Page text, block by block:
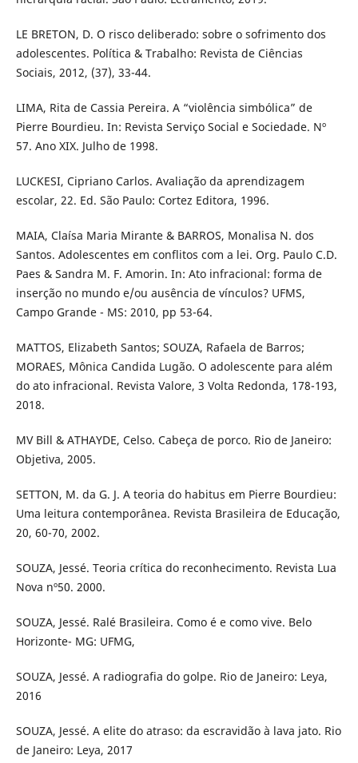
LE BRETON, D. O risco deliberado: sobre o sofrimento dos
adolescentes. Política & Trabalho: Revista de Ciências
Sociais, 2012, (37), 33-44.
LIMA, Rita de Cassia Pereira. A “violência simbólica” de
Pierre Bourdieu. In: Revista Serviço Social e Sociedade. Nº
57. Ano XIX. Julho de 1998.
LUCKESI, Cipriano Carlos. Avaliação da aprendizagem
escolar, 22. Ed. São Paulo: Cortez Editora, 1996.
MAIA, Claísa Maria Mirante & BARROS, Monalisa N. dos
Santos. Adolescentes em conflitos com a lei. Org. Paulo C.D.
Paes & Sandra M. F. Amorin. In: Ato infracional: forma de
inserção no mundo e/ou ausência de vínculos? UFMS,
Campo Grande - MS: 2010, pp 53-64.
MATTOS, Elizabeth Santos; SOUZA, Rafaela de Barros;
MORAES, Mônica Candida Lugão. O adolescente para além
do ato infracional. Revista Valore, 3 Volta Redonda, 178-193,
2018.
MV Bill & ATHAYDE, Celso. Cabeça de porco. Rio de Janeiro:
Objetiva, 2005.
SETTON, M. da G. J. A teoria do habitus em Pierre Bourdieu:
Uma leitura contemporânea. Revista Brasileira de Educação,
20, 60-70, 2002.
SOUZA, Jessé. Teoria crítica do reconhecimento. Revista Lua
Nova nº50. 2000.
SOUZA, Jessé. Ralé Brasileira. Como é e como vive. Belo
Horizonte- MG: UFMG,
SOUZA, Jessé. A radiografia do golpe. Rio de Janeiro: Leya,
2016
SOUZA, Jessé. A elite do atraso: da escravidão à lava jato. Rio
de Janeiro: Leya, 2017